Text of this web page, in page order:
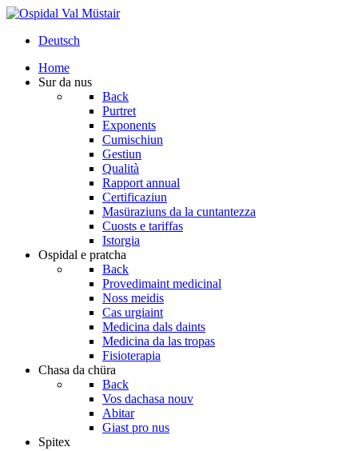
Deutsch
Home
Sur da nus
Back
Purtret
Exponents
Cumischiun
Gestiun
Qualità
Rapport annual
Certificaziun
Masüraziuns da la cuntantezza
Cuosts e tariffas
Istorgia
Ospidal e pratcha
Back
Provedimaint medicinal
Noss meidis
Cas urgiaint
Medicina dals daints
Medicina da las tropas
Fisioterapia
Chasa da chüra
Back
Vos dachasa nouv
Abitar
Giast pro nus
Spitex